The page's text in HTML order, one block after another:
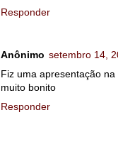
Responder
Anônimo setembro 14,
Fiz uma apresentação
muito bonito
Responder